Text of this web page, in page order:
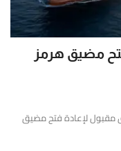
مضيق هرمز
لإعادة فتح مضيق